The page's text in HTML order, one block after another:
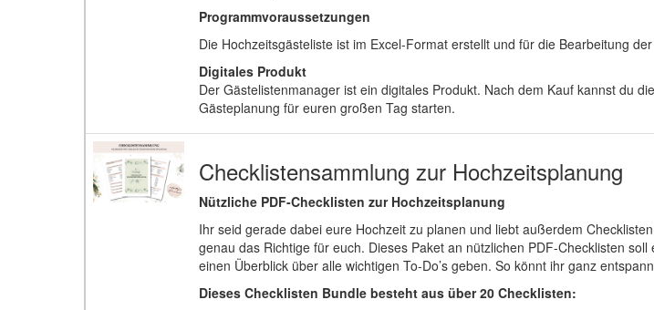
Programmvoraussetzungen
Die Hochzeitsgästeliste ist im Excel-Format erstellt und für die Bearbeitung
Digitales Produkt
Der Gästelistenmanager ist ein digitales Produkt. Nach dem Kauf kannst du
Gästeplanung für euren großen Tag starten.
Checklistensammlung zur Hochzeitsplanung
Nützliche PDF-Checklisten zur Hochzeitsplanung
Ihr seid gerade dabei eure Hochzeit zu planen und liebt außerdem
genau das Richtige für euch. Dieses Paket an nützlichen PDF-Checklisten
einen Überblick über alle wichtigen To-Do’s geben. So könnt ihr ganz
Dieses Checklisten Bundle besteht aus über 20 Checklisten: